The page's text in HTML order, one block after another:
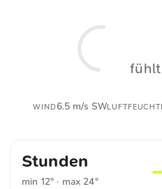
fühlt
WIND 6.5 m/s SW
Stunden
min 12° · max 24°